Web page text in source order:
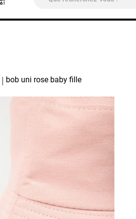
bob uni rose baby fille